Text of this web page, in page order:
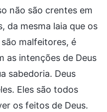
não são crentes em
da mesma laia que os
malfeitores, é
as intenções de Deus
sabedoria. Deus
Eles são todos
os feitos de Deus.